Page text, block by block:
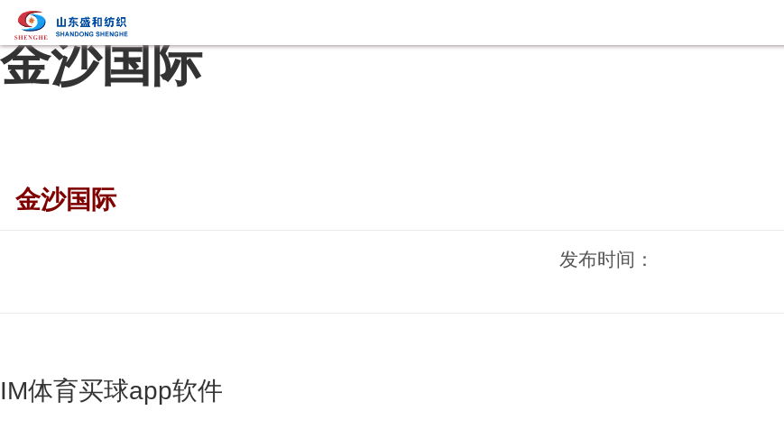
金沙国际
金沙国际
发布时间：
IM体育买球app软件